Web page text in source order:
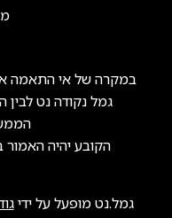
במקרה של אי התאמה
גמל נקודה נט
הקובע יהיה
גמל.נט מופעל על ידי